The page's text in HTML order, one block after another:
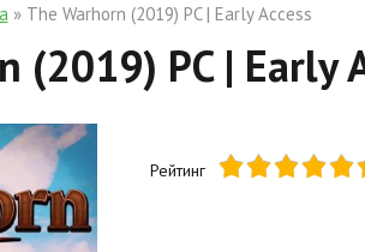
» The Warhorn (2019) PC | Early Access
(2019) PC | Early
Рейтинг